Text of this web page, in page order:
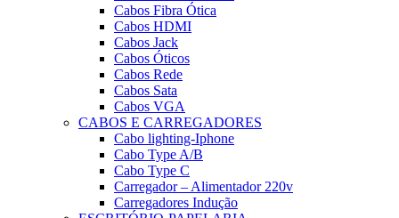
Cabos Fibra Ótica
Cabos HDMI
Cabos Jack
Cabos Óticos
Cabos Rede
Cabos Sata
Cabos VGA
CABOS E CARREGADORES
Cabo lighting-Iphone
Cabo Type A/B
Cabo Type C
Carregador – Alimentador 220v
Carregadores Indução